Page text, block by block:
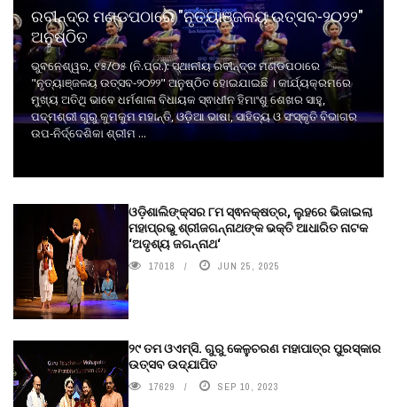
ରବୀନ୍ଦ୍ର ମଣ୍ଡପଠାରେ "ନୃତ୍ୟାଞ୍ଜଳୟ ଉତ୍ସବ-୨୦୨୨"
ଅନୁଷ୍ଠିତ
ଭୁବନେଶ୍ୱର, ୧୫/୦୫ (ନି.ପ୍ର.): ସ୍ଥାନୀୟ ରବୀନ୍ଦ୍ର ମଣ୍ଡପଠାରେ
"ନୃତ୍ୟାଞ୍ଜଳୟ ଉତ୍ସବ-୨୦୨୨" ଅନୁଷ୍ଠିତ ହୋଇଯାଇଛି । କାର୍ଯ୍ୟକ୍ରମରେ
ମୁଖ୍ୟ ଅତିଥି ଭାବେ ଧର୍ମଶାଳା ବିଧାୟକ ସ୍ଵାଧୀନ ହିମାଂଶୁ ଶେଖର ସାହୁ,
ପଦ୍ମଶ୍ରୀ ଗୁରୁ କୁମକୁମ ମହାନ୍ତି, ଓଡ଼ିଆ ଭାଷା, ସାହିତ୍ୟ ଓ ସଂସ୍କୃତି ବିଭାଗର
ଉପ-ନିର୍ଦ୍ଦେଶିକା ଶ୍ରୀମ ...
ଓଡ଼ିଶାଲିଙ୍କ୍ସର ୮ମ ସ୍ଵନକ୍ଷତ୍ର, ଲୁହରେ ଭିଜାଇଲା
ମହାପ୍ରଭୁ ଶ୍ରୀଜଗନ୍ନାଥଙ୍କ ଭକ୍ତି ଆଧାରିତ ନାଟକ
‘ଅଦୃଶ୍ୟ ଜଗନ୍ନାଥ‘
17018 JUN 25, 2025
୨୯ ତମ ଓଏମ୍‌ସି. ଗୁରୁ କେଳୁଚରଣ ମହାପାତ୍ର ପୁରସ୍କାର
ଉତ୍ସବ ଉଦ୍‍ଯାପିତ
17629 SEP 10, 2023